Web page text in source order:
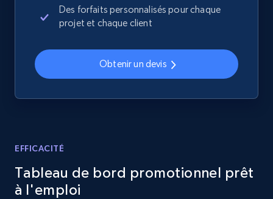
2.1K+ 355+
Home Depot US - Discover products by
specified UPC
and more.
2.1K+ 355+ Commencer
Des forfaits personnalisés pour chaque
projet et chaque client
Obtenir un devis
EFFICACITÉ
Tableau de bord promotionnel prêt
à l'emploi